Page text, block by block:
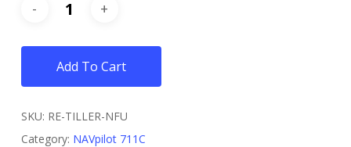
Add To Cart
SKU: RE-TILLER-NFU
Category: NAVpilot 711C